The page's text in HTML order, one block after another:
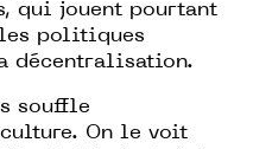
qui jouent pourtant
les politiques
décentralisation.
souffle
On le voit